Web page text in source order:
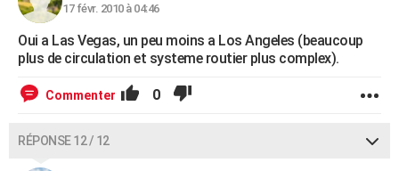
17 févr. 2010 à 04:46
Oui a Las Vegas, un peu moins a Los Angeles (beaucoup
plus de circulation et systeme routier plus complex).
Commenter 0
RÉPONSE 12 / 12